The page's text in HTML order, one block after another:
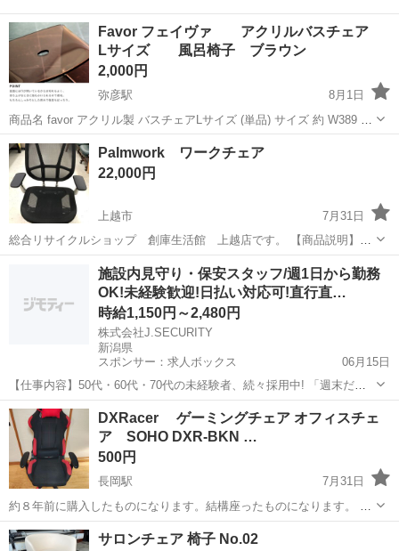
Favor フェイヴァ アクリルバスチェア
Lサイズ 風呂椅子 ブラウン
2,000円
弥彦駅
8月1日
商品名 favor アクリル製 バスチェアLサイズ (単品) サイズ 約 W389 ×
D243 × H300 mm 重 量 約 2,700 g 材 質 アクリル、熱可塑性エラス
トマー（滑り止め） カラー クリア/ブラウン/...
新潟 西蒲原郡
Palmwork ワークチェア
22,000円
上越市
7月31日
総合リサイクルショップ 創庫生活館 上越店です。 【商品説明】
Palmworkのワークチェアになります。 座面高さ・座面前後・背もたれ
高さ アームレスト・リクライニングの調節可能 サイズ：幅約63.5
上越市 椅子
施設内見守り・保安スタッフ/週1日から勤務
OK!未経験歓迎!日払い対応可!直行直…
時給1,150円～2,480円
株式会社J.SECURITY
新潟県
スポンサー：求人ボックス
06月15日
【仕事内容】50代・60代・70代の未経験者、続々採用中! 「週末だ
け、サクッと働いて収入をプラスしたい」 そんなシニア・ミドル・学
生さんが多数活躍中です 応募はカンタン!電話一本!/ 電話応募が一番ス
ピード対応! 今すぐ働きたい...
アルバイト・パート
DXRacer ゲーミングチェア オフィスチェ
ア SOHO DXR-BKN …
500円
長岡駅
7月31日
約８年前に購入したものになります。結構座ったものになります。 廃
棄を考えていますが、その前にほしい人がいればと思い出品です。 こ
のシリーズは１０年持つと言われるほど長持ちするものですが、 写真
新潟 長岡市 椅子
サロンチェア 椅子 No.02